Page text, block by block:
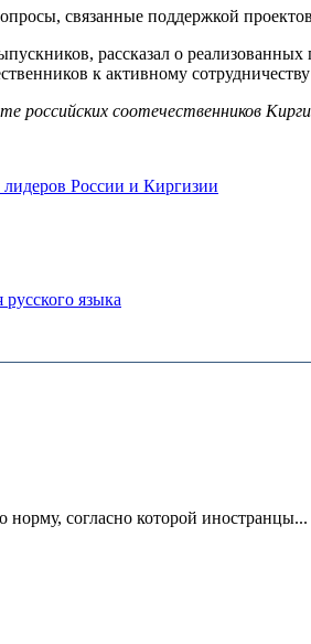
связанные поддержкой
рассказал о реализованных
к активному
российских соотечественников
России и Киргизии
языка
норму, согласно которой иностранцы...